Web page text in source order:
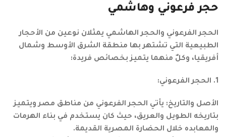
حجر فرعوني وهاشمي
الحجر الفرعوني والحجر الهاشمي يمثلان نوعين من الأحجار
الطبيعية التي تشتهر بها منطقة الشرق الأوسط وشمال
أفريقيا، وكلٌ منهما يتميز بخصائص فريدة:
1. الحجر الفرعوني:
الأصل والتاريخ: يأتي الحجر الفرعوني من مناطق مصر ويتميز
بتاريخه الطويل والعريق، حيث كان يستخدم في بناء الهرمات
والمعابده خلال الحضارة المصرية القديمة.